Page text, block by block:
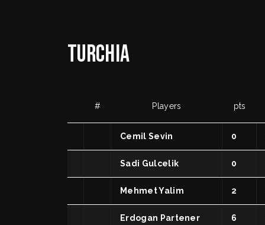
Turchia
# Players pts
Cemil Sevin 0
Sadi Gulcelik 0
Mehmet Yalim 2
Erdogan Partener 6